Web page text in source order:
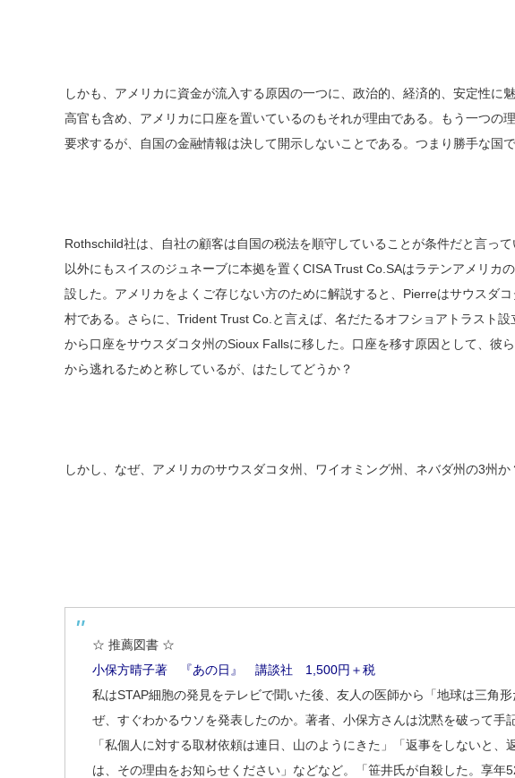
しかも、アメリカに資金が流入する原因の一つに、政治的、経済的、安定性に
高官も含め、アメリカに口座を置いているのもそれが理由である。もう一つの
要求するが、自国の金融情報は決して開示しないことである。つまり勝手な国で
Rothschild社は、自社の顧客は自国の税法を順守していることが条件だと言っ
以外にもスイスのジュネーブに本拠を置くCISA Trust Co.SAはラテンアメリカ
設した。アメリカをよくご存じない方のために解説すると、Pierreはサウスダ
村である。さらに、Trident Trust Co.と言えば、名だたるオフショアトラスト
から口座をサウスダコタ州のSioux Fallsに移した。口座を移す原因として、彼
から逃れるためと称しているが、はたしてどうか？
しかし、なぜ、アメリカのサウスダコタ州、ワイオミング州、ネバダ州の3州か
☆ 推薦図書 ☆
小保方晴子著 『あの日』 講談社 1,500円＋税
私はSTAP細胞の発見をテレビで聞いた後、友人の医師から「地球は三角
ぜ、すぐわかるウソを発表したのか。著者、小保方さんは沈黙を破って手
「私個人に対する取材依頼は連日、山のようにきた」「返事をしないと
は、その理由をお知らせください」などなど。「笹井氏が自殺した。享